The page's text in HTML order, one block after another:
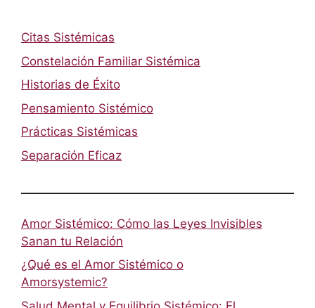
Citas Sistémicas
Constelación Familiar Sistémica
Historias de Éxito
Pensamiento Sistémico
Prácticas Sistémicas
Separación Eficaz
Amor Sistémico: Cómo las Leyes Invisibles
Sanan tu Relación
¿Qué es el Amor Sistémico o
Amorsystemic?